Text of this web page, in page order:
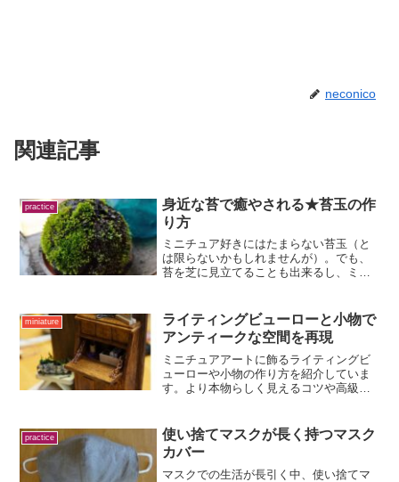
neconico
関連記事
practice
身近な苔で癒やされる★苔玉の作
り方
ミニチュア好きにはたまらない苔玉（と
は限らないかもしれませんが）。でも、
苔を芝に見立てることも出来るし、ミニ
そろ仕立て直しの時期に来たので、作る
過程をこちらでご紹介。本...
miniature
ライティングビューローと小物で
アンティークな空間を再現
ミニチュアアートに飾るライティングビ
ューローや小物の作り方を紹介していま
す。より本物らしく見えるコツや高級感
practice
使い捨てマスクが長く持つマスク
カバー
マスクでの生活が長引く中、使い捨てマ